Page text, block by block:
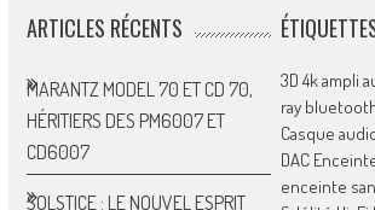
ARTICLES RÉCENTS
MARANTZ MODEL 70 ET CD 70,
HÉRITIERS DES PM6007 ET
CD6007
SOLSTICE : LE NOUVEL ESPRIT
3D 4kampli
ray
Casque
DAC
enceinte